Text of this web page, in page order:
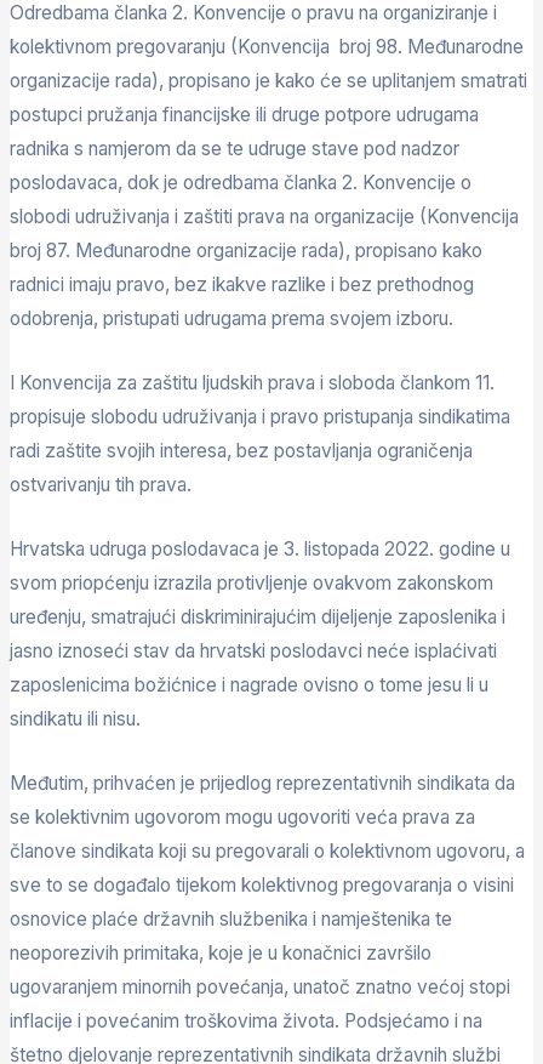
Odredbama članka 2. Konvencije o pravu na organiziranje i
kolektivnom pregovaranju (Konvencija broj 98. Međunarodne
organizacije rada), propisano je kako će se uplitanjem smatrati
postupci pružanja financijske ili druge potpore udrugama
radnika s namjerom da se te udruge stave pod nadzor
poslodavaca, dok je odredbama članka 2. Konvencije o
slobodi udruživanja i zaštiti prava na organizacije (Konvencija
broj 87. Međunarodne organizacije rada), propisano kako
radnici imaju pravo, bez ikakve razlike i bez prethodnog
odobrenja, pristupati udrugama prema svojem izboru.
I Konvencija za zaštitu ljudskih prava i sloboda člankom 11.
propisuje slobodu udruživanja i pravo pristupanja sindikatima
radi zaštite svojih interesa, bez postavljanja ograničenja
ostvarivanju tih prava.
Hrvatska udruga poslodavaca je 3. listopada 2022. godine u
svom priopćenju izrazila protivljenje ovakvom zakonskom
uređenju, smatrajući diskriminirajućim dijeljenje zaposlenika i
jasno iznoseći stav da hrvatski poslodavci neće isplaćivati
zaposlenicima božićnice i nagrade ovisno o tome jesu li u
sindikatu ili nisu.
Međutim, prihvaćen je prijedlog reprezentativnih sindikata da
se kolektivnim ugovorom mogu ugovoriti veća prava za
članove sindikata koji su pregovarali o kolektivnom ugovoru, a
sve to se događalo tijekom kolektivnog pregovaranja o visini
osnovice plaće državnih službenika i namještenika te
neoporezivih primitaka, koje je u konačnici završilo
ugovaranjem minornih povećanja, unatoč znatno većoj stopi
inflacije i povećanim troškovima života. Podsjećamo i na
štetno djelovanje reprezentativnih sindikata državnih službi